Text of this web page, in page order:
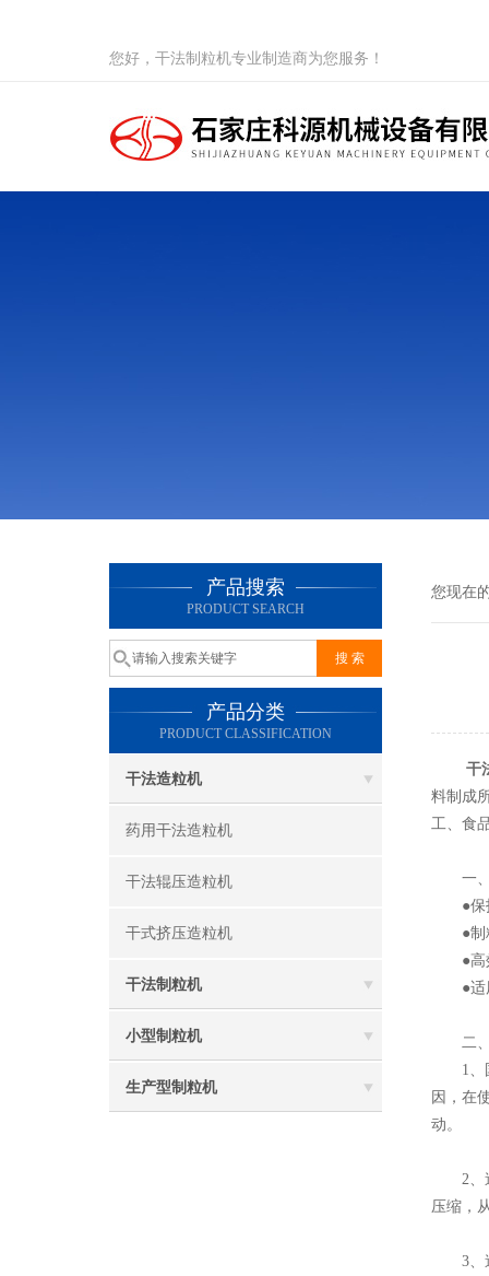
您好，干法制粒机专业制造商为您服务！
产品搜索
PRODUCT SEARCH
产品分类
PRODUCT CLASSIFICATION
干法造粒机
药用干法造粒机
干法辊压造粒机
干式挤压造粒机
干法制粒机
小型制粒机
生产型制粒机
您现在
干
料制成
工、食
一、
●保护
●制粒
●高效
●适用
二、
1、
因，在
动。
2、造
压缩，
3、造